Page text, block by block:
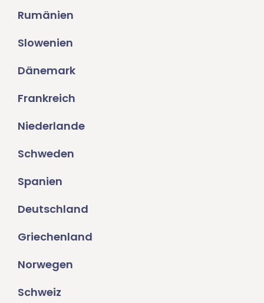
Rumänien
Slowenien
Dänemark
Frankreich
Niederlande
Schweden
Spanien
Deutschland
Griechenland
Norwegen
Schweiz